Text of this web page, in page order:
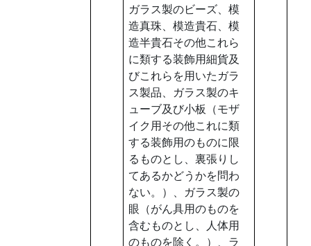
ガラス製のビーズ、模
造真珠、模造貴石、模
造半貴石その他これら
に類する装飾用細貨及
びこれらを用いたガラ
ス製品、ガラス製のキ
ューブ及び小板（モザ
イク用その他これに類
する装飾用のものに限
るものとし、裏張りし
てあるかどうかを問わ
ない。）、ガラス製の
眼（がん具用のものを
含むものとし、人体用
のものを除く。）、ラ